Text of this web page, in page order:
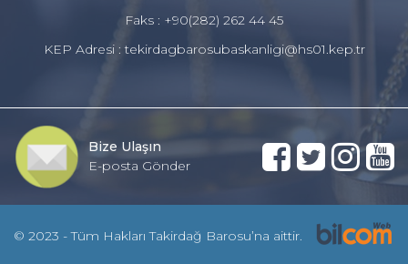
Faks : +90(282) 262 44 45
KEP Adresi : tekirdagbarosubaskanligi@hs01.kep.tr
Bize Ulaşın
E-posta Gönder
© 2023 - Tüm Hakları Takirdağ Barosu’na aittir.